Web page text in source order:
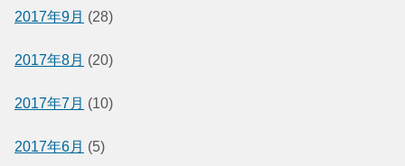
2017年9月 (28)
2017年8月 (20)
2017年7月 (10)
2017年6月 (5)